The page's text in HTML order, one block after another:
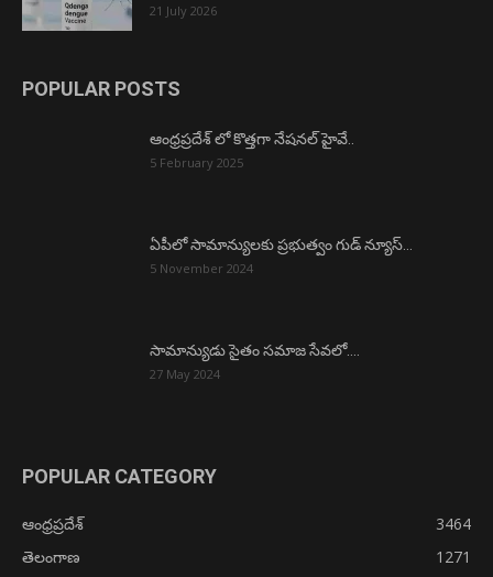
21 July 2026
POPULAR POSTS
ఆంధ్రప్రదేశ్ లో కొత్తగా నేషనల్ హైవే..
5 February 2025
ఏపీలో సామాన్యులకు ప్రభుత్వం గుడ్ న్యూస్…
5 November 2024
సామాన్యుడు సైతం సమాజ సేవలో….
27 May 2024
POPULAR CATEGORY
ఆంధ్రప్రదేశ్
3464
తెలంగాణ
1271